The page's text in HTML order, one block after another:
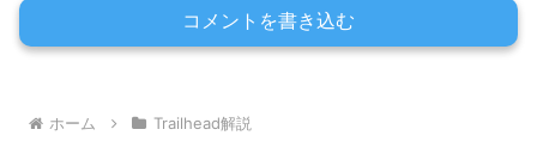
コメントを書き込む
ホーム Trailhead解説